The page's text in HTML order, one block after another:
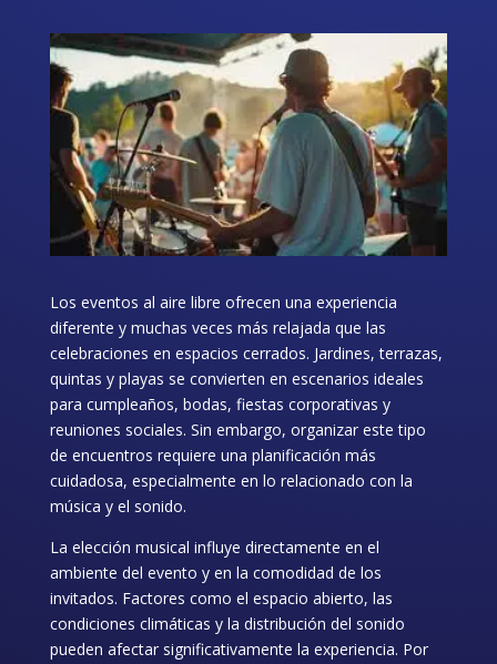
Los eventos al aire libre ofrecen una experiencia
diferente y muchas veces más relajada que las
celebraciones en espacios cerrados. Jardines, terrazas,
quintas y playas se convierten en escenarios ideales
para cumpleaños, bodas, fiestas corporativas y
reuniones sociales. Sin embargo, organizar este tipo
de encuentros requiere una planificación más
cuidadosa, especialmente en lo relacionado con la
música y el sonido.
La elección musical influye directamente en el
ambiente del evento y en la comodidad de los
invitados. Factores como el espacio abierto, las
condiciones climáticas y la distribución del sonido
pueden afectar significativamente la experiencia. Por